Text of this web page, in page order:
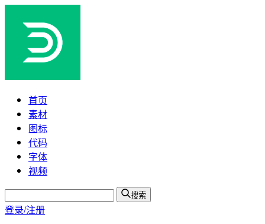
首页
素材
图标
代码
字体
视频
搜索
登录/注册